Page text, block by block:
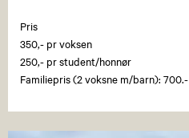
Pris
350,- pr voksen
250,- pr student/honnør
Familiepris (2 voksne m/barn): 700.-